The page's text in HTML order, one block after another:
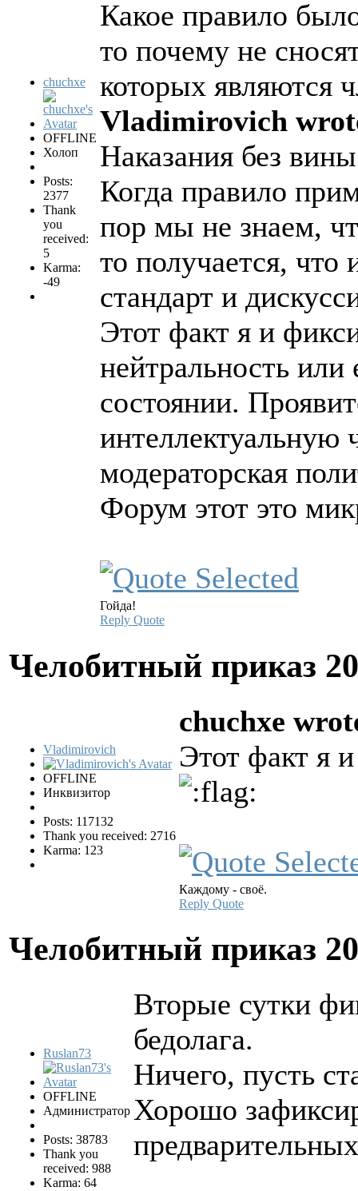
chuchxe
OFFLINE
Холоп
Posts:
2377
Thank
you
received:
5
Karma:
-49
Какое правило
то почему не
которых являются
Vladimirovich
Наказания без
Когда правило
пор мы не знаем,
то получается, что
стандарт и
Этот факт я и
нейтральность
состоянии.
интеллектуальную
модераторская
Форум этот это
Гойда!
Reply Quote
Челобитный приказ
Vladimirovich
OFFLINE
Инквизитор
Posts: 117132
Thank you received: 2716
Karma: 123
chuchxe
Этот факт я
Каждому - своё.
Reply Quote
Челобитный приказ
Ruslan73
OFFLINE
Администратор
Posts: 38783
Thank you
received: 988
Karma: 64
Вторые сутки
бедолага.
Ничего, пусть
Хорошо